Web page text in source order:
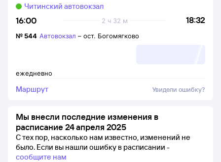
16:00 18:32
2 ч 32 м
Читинский автовокзал
ежедневно
№ 544 Автовокзал – ост. Богомягково
Маршрут Увидели ошибку?
Мы внесли последние изменения в
расписание 24 апреля 2025
С тех пор, насколько нам известно, изменений не
было. Если вы нашли ошибку в расписании -
сообщите нам